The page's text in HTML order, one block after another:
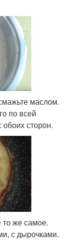
маслом.
по всей
сторон.
то же самое.
с дырочками.